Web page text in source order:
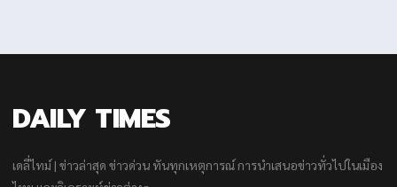
DAILY TIMES
เดลี่ไทม์ | ข่าวล่าสุด ข่าวด่วน ทันทุกเหตุการณ์ การนำเสนอข่าวทั่วไปในเมือง